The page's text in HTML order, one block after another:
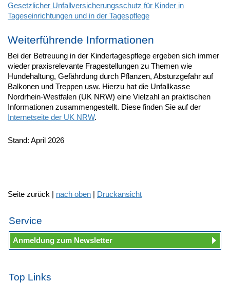
Gesetzlicher Unfallversicherungsschutz für Kinder in
Tageseinrichtungen und in der Tagespflege
Weiterführende Informationen
Bei der Betreuung in der Kindertagespflege ergeben sich immer
wieder praxisrelevante Fragestellungen zu Themen wie
Hundehaltung, Gefährdung durch Pflanzen, Absturzgefahr auf
Balkonen und Treppen usw. Hierzu hat die Unfallkasse
Nordrhein-Westfalen (UK NRW) eine Vielzahl an praktischen
Informationen zusammengestellt. Diese finden Sie auf der
Internetseite der UK NRW.
Stand: April 2026
Seite zurück | nach oben | Druckansicht
Service
Anmeldung zum Newsletter
Top Links